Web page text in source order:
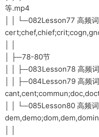
等.mp4
│ │ └─082Lesson77 高频
│ ├─78-80节
│ │ ├─083Lesson78 高频
│ │ ├─084Lesson79 高频
│ │ └─085Lesson80 高频